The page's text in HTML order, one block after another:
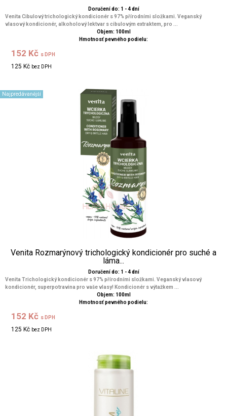
Doručení do: 1 - 4 dní
Venita Cibulový trichologický kondicionér s 97% přírodními složkami. Veganský
vlasový kondicionér, alkoholový lektvar s cibulovým extraktem, pro ...
Objem: 100ml
Hmotnosť pevného podielu:
152 Kč s DPH
125 Kč bez DPH
Najpredávanější
Venita Rozmarýnový trichologický kondicionér pro suché a
láma...
Doručení do: 1 - 4 dní
Venita Trichologický kondicionér s 97% přírodními složkami. Veganský vlasový
kondicionér, superpotravina pro vaše vlasy! Kondicionér s výtažkem ...
Objem: 100ml
Hmotnosť pevného podielu:
152 Kč s DPH
125 Kč bez DPH